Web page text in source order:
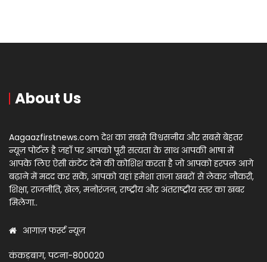
About Us
Aagaazfirstnews.com देश का सबसे विश्वसनीय और सबसे बेहतर
न्यूज़ पोर्टल है जहाँ पर आपको पूरी सत्यता के साथ आपकी भाषा में
आपके लिए ऐसी कंटेंट देने की कोशिश करता है जो आपको हरपल आगे
बढ़ाने में मदद कर सकें, आपको यहां हमेशा ताज़ा खबरों से लेकर नौकरी,
शिक्षा, राजनीति, खेल, मनोरंजन, राष्ट्रीय और अंतराष्ट्रीय स्तर का खबर
मिलेगा..
आगाज़ फर्स्ट न्यूज़
कंकड़बाग, पटना-800020